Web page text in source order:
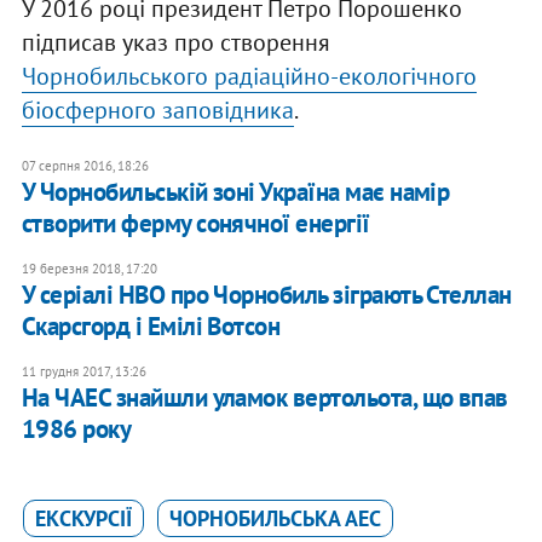
У 2016 році президент Петро Порошенко
підписав указ про створення
Чорнобильського радіаційно-екологічного
біосферного заповідника.
07 серпня 2016, 18:26
У Чорнобильській зоні Україна має намір
створити ферму сонячної енергії
19 березня 2018, 17:20
У серіалі HBO про Чорнобиль зіграють Стеллан
Скарсгорд і Емілі Вотсон
11 грудня 2017, 13:26
На ЧАЕС знайшли уламок вертольота, що впав
1986 року
ЕКСКУРСІЇ ЧОРНОБИЛЬСЬКА АЕС